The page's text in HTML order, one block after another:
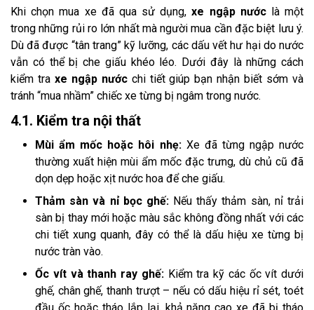
Khi chọn mua xe đã qua sử dụng,xe ngập nước là một
trong những rủi ro lớn nhất mà người mua cần đặc biệt lưu ý.
Dù đã được “tân trang” kỹ lưỡng, các dấu vết hư hại do nước
vẫn có thể bị che giấu khéo léo. Dưới đây là những cách
kiểm tra xe ngập nướcchi tiết giúp bạn nhận biết sớm và
tránh “mua nhầm” chiếc xe từng bị ngâm trong nước.
4.1. Kiểm tra nội thất
Mùi ẩm mốc hoặc hôi nhẹ:Xe đã từng ngập nước
thường xuất hiện mùi ẩm mốc đặc trưng, dù chủ cũ đã
dọn dẹp hoặc xịt nước hoa để che giấu.
Thảm sàn và nỉ bọc ghế:Nếu thấy thảm sàn, nỉ trải
sàn bị thay mới hoặc màu sắc không đồng nhất với các
chi tiết xung quanh, đây có thể là dấu hiệu xe từng bị
nước tràn vào.
Ốc vít và thanh ray ghế:Kiểm tra kỹ các ốc vít dưới
ghế, chân ghế, thanh trượt – nếu có dấu hiệu rỉ sét, toét